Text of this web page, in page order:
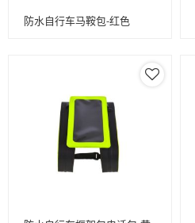
防水自行车马鞍包-红色